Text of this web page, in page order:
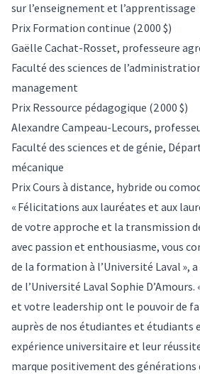
sur l’enseignement et l’apprentissage
Prix Formation continue (2 000 $)
Gaëlle Cachat-Rosset, professeure
Faculté des sciences de
management
Prix Ressource pédagogique (2 000 $)
Alexandre Campeau-Lecours,
Faculté des sciences et de génie,
mécanique
Prix Cours à distance, hybride ou
« Félicitations aux lauréates et aux
de votre approche et la transmission
avec passion et enthousiasme, vous
de la formation à l’Université Laval »,
de l’Université Laval Sophie
et votre leadership ont le pouvoir de
auprès de nos étudiantes et étudiants
expérience universitaire et leur
marque positivement des générations